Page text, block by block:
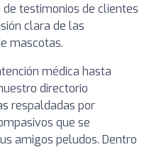
testimonios de clientes
clara de las
mascotas.
médica hasta
directorio
respaldadas por
que se
amigos peludos. Dentro